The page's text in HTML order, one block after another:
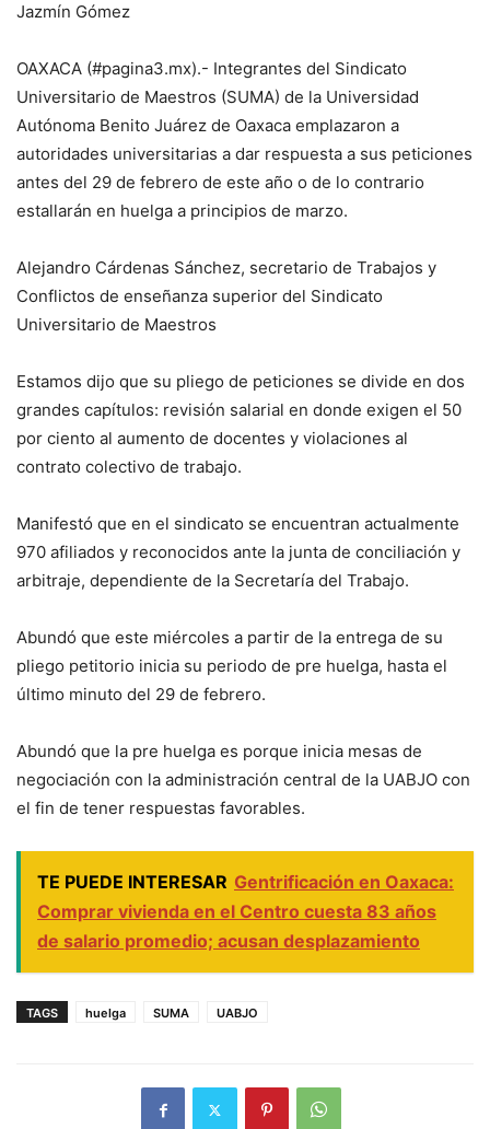
Jazmín Gómez
OAXACA (#pagina3.mx).- Integrantes del Sindicato
Universitario de Maestros (SUMA) de la Universidad
Autónoma Benito Juárez de Oaxaca emplazaron a
autoridades universitarias a dar respuesta a sus peticiones
antes del 29 de febrero de este año o de lo contrario
estallarán en huelga a principios de marzo.
Alejandro Cárdenas Sánchez, secretario de Trabajos y
Conflictos de enseñanza superior del Sindicato
Universitario de Maestros
Estamos dijo que su pliego de peticiones se divide en dos
grandes capítulos: revisión salarial en donde exigen el 50
por ciento al aumento de docentes y violaciones al
contrato colectivo de trabajo.
Manifestó que en el sindicato se encuentran actualmente
970 afiliados y reconocidos ante la junta de conciliación y
arbitraje, dependiente de la Secretaría del Trabajo.
Abundó que este miércoles a partir de la entrega de su
pliego petitorio inicia su periodo de pre huelga, hasta el
último minuto del 29 de febrero.
Abundó que la pre huelga es porque inicia mesas de
negociación con la administración central de la UABJO con
el fin de tener respuestas favorables.
TE PUEDE INTERESAR Gentrificación en Oaxaca:
Comprar vivienda en el Centro cuesta 83 años
de salario promedio; acusan desplazamiento
TAGS huelga SUMA UABJO